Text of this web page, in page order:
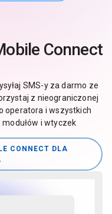
Connect
SMS-y za darmo ze
z nieograniczonej
operatora i wszystkich
i wtyczek
CONNECT DLA